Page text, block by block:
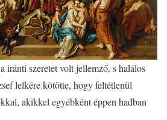
iránti szeretet volt jellemző, s halálos
lelkére kötötte, hogy feltétlenül
akikkel egyébként éppen hadban